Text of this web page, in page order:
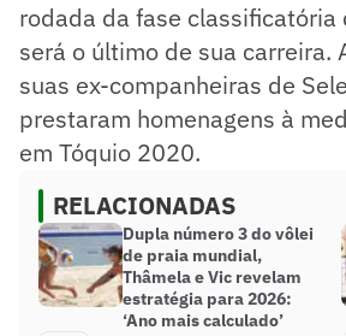
rodada da fase classificatória
será o último de sua carreira.
suas ex-companheiras de
prestaram homenagens à
em Tóquio 2020.
RELACIONADAS
Dupla número 3 do vôlei
de praia mundial,
Thâmela e Vic revelam
estratégia para 2026:
‘Ano mais calculado’